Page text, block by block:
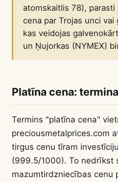
atomskaitlis 78),
cena par Trojas unci vai
kas veidojas
un Ņujorkas (NYMEX)
Platīna cena:
Termins "platīna cena"
preciousmetalprices.com
tirgus cenu tīram
(999.5/1000). To nedrīkst
mazumtirdzniecības cenu